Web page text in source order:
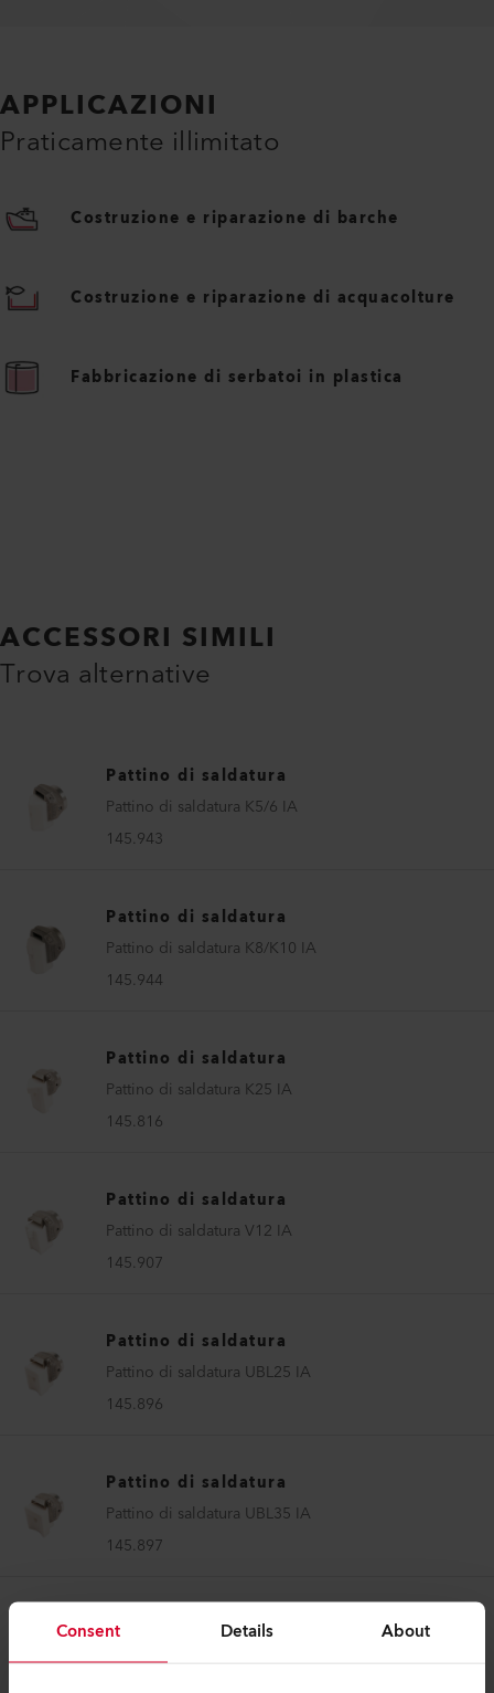
Consent Details About
APPLICAZIONI
Praticamente illimitato
Costruzione e riparazione di barche
Costruzione e riparazione di acquacolture
Fabbricazione di serbatoi in plastica
ACCESSORI SIMILI
Trova alternative
Pattino di saldatura
Pattino di saldatura K5/6 IA
145.943
Pattino di saldatura
Pattino di saldatura K8/K10 IA
145.944
Pattino di saldatura
Pattino di saldatura K25 IA
145.816
Pattino di saldatura
Pattino di saldatura V12 IA
145.907
Pattino di saldatura
Pattino di saldatura UBL25 IA
145.896
Pattino di saldatura
Pattino di saldatura UBL35 IA
145.897
Pattino di saldatura
Pattino di saldatura V5/6 IA